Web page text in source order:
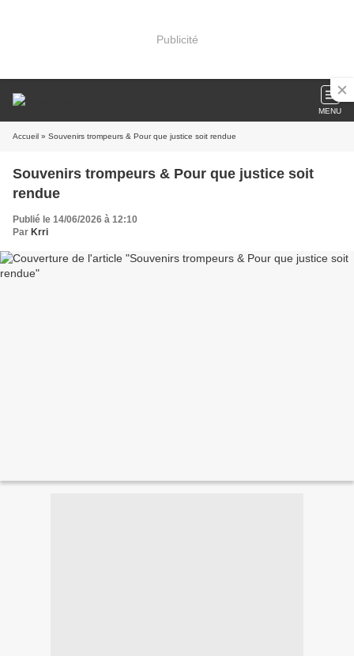
Publicité
MENU
Accueil » Souvenirs trompeurs & Pour que justice soit rendue
Souvenirs trompeurs & Pour que justice soit
rendue
Publié le 14/06/2026 à 12:10
Par Krri